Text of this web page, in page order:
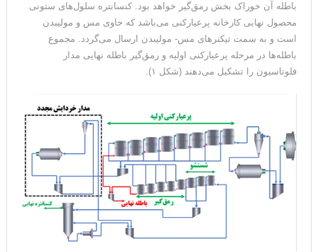
باطله آن خوراک بخش رمق‌گیر خواهد بود. کنسانتره سلول‌های ستونی
محصول نهایی کارخانه پرعیارکنی می‌باشد که حاوی مس و مولیبدن
است و به سمت تیکنرهای مس- مولیبدن ارسال می‌گردد. مجموع
باطله‌ها در مرحله پرعیارکنی اولیه و رمق‌گیر باطله نهایی مدار
فلوتاسیون را تشکیل می‌دهند (شکل ۱).